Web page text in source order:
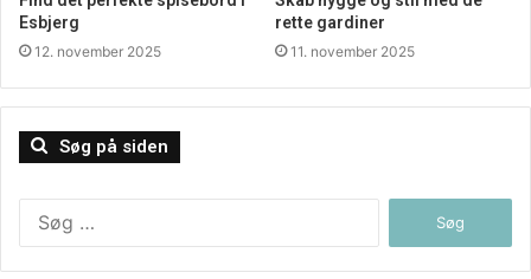
Esbjerg
12. november 2025
rette gardiner
11. november 2025
Søg på siden